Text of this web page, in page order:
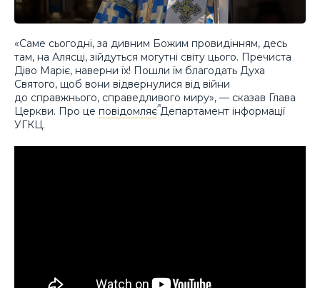
«Саме сьогодні, за дивним Божим провидінням, десь
там, на Алясці, зійдуться могутні світу цього. Пречиста
Діво Маріє, наверни їх! Пошли їм благодать Духа
Святого, щоб вони відвернулися від війни
до справжнього, справедливого миру», — сказав Глава
Церкви. Про це повідомляєДепартамент інформації
УГКЦ.